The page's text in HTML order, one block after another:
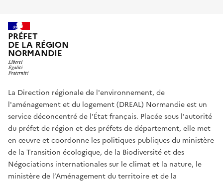
PRÉFET
DE LA RÉGION
NORMANDIE
La Direction régionale de l'environnement, de
l'aménagement et du logement (DREAL) Normandie est un
service déconcentré de l'État français. Placée sous l'autorité
du préfet de région et des préfets de département, elle met
en œuvre et coordonne les politiques publiques du ministère
de la Transition écologique, de la Biodiversité et des
Négociations internationales sur le climat et la nature, le
ministère de l’Aménagement du territoire et de la